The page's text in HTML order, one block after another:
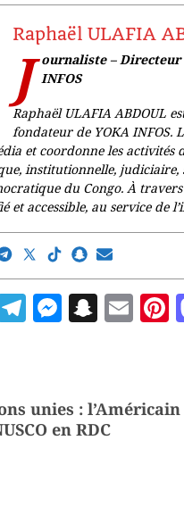
Raphaël ULAFIA
J ournaliste – Directeur
INFOS
Raphaël ULAFIA ABDOUL
fondateur de YOKA INFOS.
et coordonne les
institutionnelle, judiciaire,
du Congo. À
et accessible, au service de
Telegram
unies :
en RDC